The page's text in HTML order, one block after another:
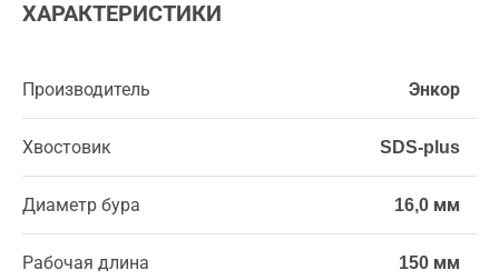
ХАРАКТЕРИСТИКИ
Производитель Энкор
Хвостовик SDS-plus
Диаметр бура 16,0 мм
Рабочая длина 150 мм